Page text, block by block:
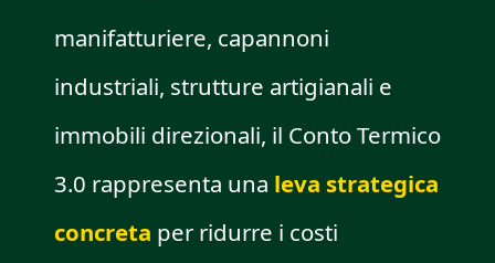
manifatturiere, capannoni
industriali, strutture artigianali e
immobili direzionali, il Conto Termico
3.0 rappresenta una leva strategica
concreta per ridurre i costi